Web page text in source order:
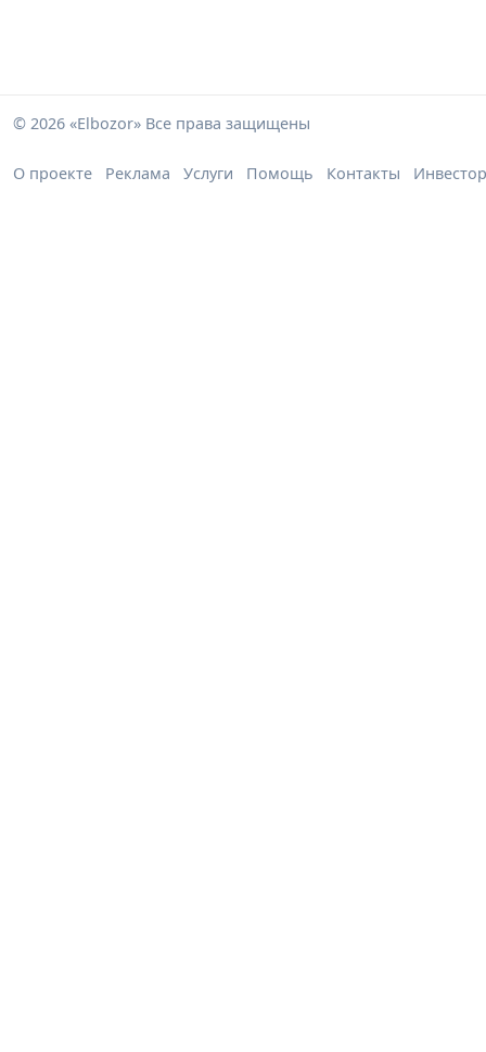
© 2026 «Elbozor» Все права защищены
О проекте Реклама Услуги Помощь Контакты